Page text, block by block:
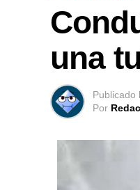
una
Publicado
Por